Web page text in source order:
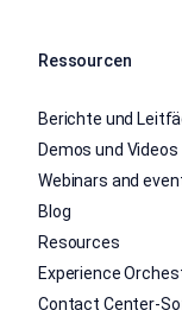
Ressourcen
Berichte und
Demos und Videos
Webinars and
Blog
Resources
Experience
Contact Center-